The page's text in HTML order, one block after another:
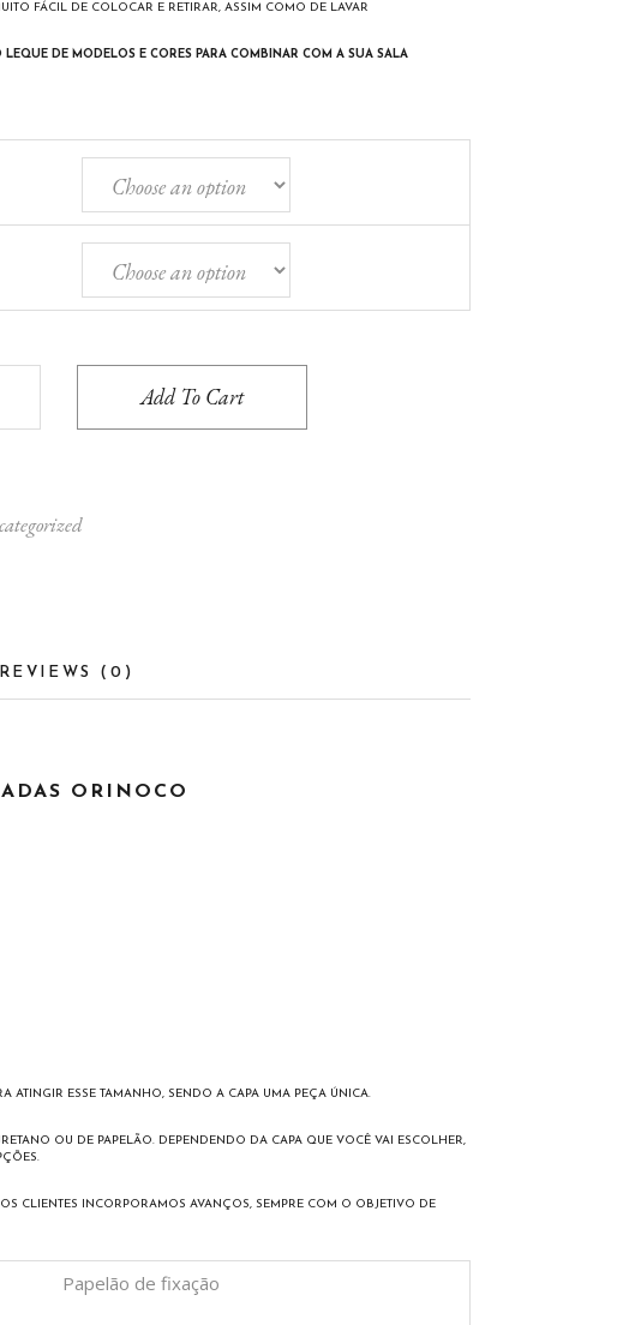
FÁCIL DE COLOCAR E RETIRAR, ASSIM COMO DE LAVAR
DE MODELOS E CORES PARA COMBINAR COM A SUA SALA
P/ SOFÁ ORINOCO quantity
Add To Cart
REVIEWS (0)
ORINOCO
ATINGIR ESSE TAMANHO, SENDO A CAPA UMA PEÇA ÚNICA.
OU DE PAPELÃO. DEPENDENDO DA CAPA QUE VOCÊ VAI ESCOLHER,
CLIENTES INCORPORAMOS AVANÇOS, SEMPRE COM O OBJETIVO DE
Papelão de fixação